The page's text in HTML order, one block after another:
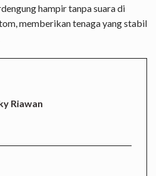
hampir tanpa suara di
memberikan tenaga yang stabil
Riawan